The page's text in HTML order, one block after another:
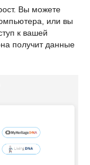
Вы можете
или вы
к вашей
получит данные